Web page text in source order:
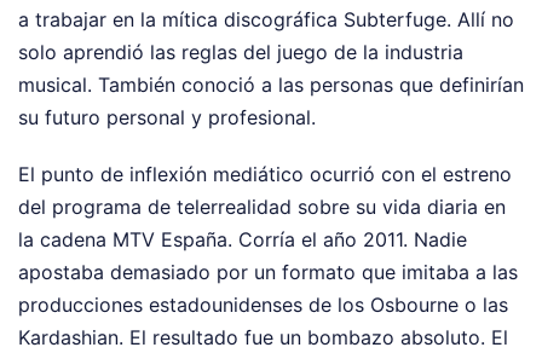
a trabajar en la mítica discográfica Subterfuge. Allí no
solo aprendió las reglas del juego de la industria
musical. También conoció a las personas que definirían
su futuro personal y profesional.
El punto de inflexión mediático ocurrió con el estreno
del programa de telerrealidad sobre su vida diaria en
la cadena MTV España. Corría el año 2011. Nadie
apostaba demasiado por un formato que imitaba a las
producciones estadounidenses de los Osbourne o las
Kardashian. El resultado fue un bombazo absoluto. El